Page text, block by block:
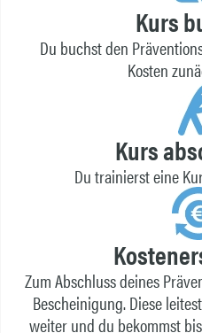
Kurs
Du buchst den
Kosten
Kurs
Du trainierst eine
Zum Abschluss deines
Bescheinigung. Diese
weiter und du bekommst